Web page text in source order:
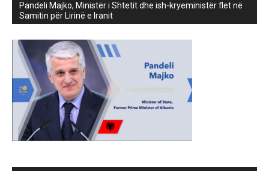
Pandeli Majko, Ministër i Shtetit dhe ish-kryeministër flet në
Samitin për Lirinë e Iranit